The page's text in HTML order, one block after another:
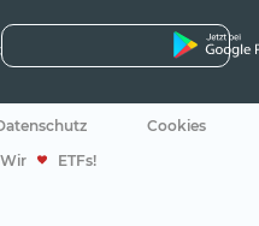
Cookies
Wir ETFs!